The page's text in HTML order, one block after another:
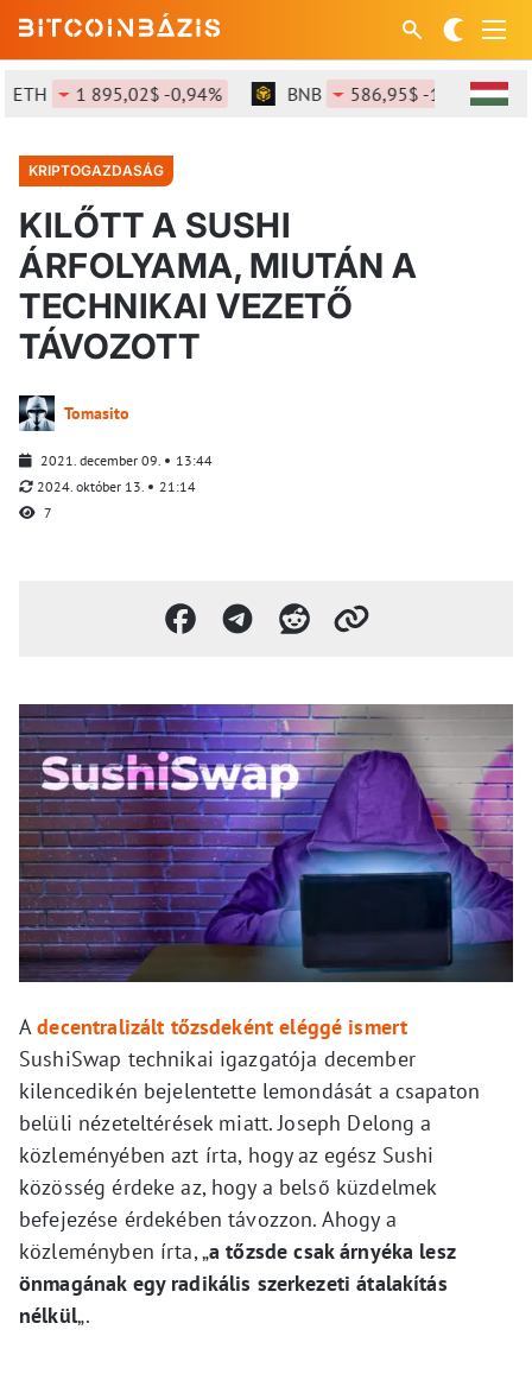
1 895,02$ -0,94% BNB 586,95$ -1,54%
KRIPTOGAZDASÁG
KILŐTT A SUSHI
ÁRFOLYAMA, MIUTÁN A
TECHNIKAI VEZETŐ
TÁVOZOTT
Tomasito
2021. december 09.
13:44
2024. október 13.
21:14
7
Adecentralizált tőzsdeként eléggé ismert
SushiSwap technikai igazgatója december
kilencedikén bejelentette lemondását a csapaton
belüli nézeteltérések miatt. Joseph Delong a
közleményében azt írta, hogy az egész Sushi
közösség érdeke az, hogy a belső küzdelmek
befejezése érdekében távozzon. Ahogy a
közleményben írta, „a tőzsde csak árnyéka lesz
önmagának egy radikális szerkezeti átalakítás
nélkül„.